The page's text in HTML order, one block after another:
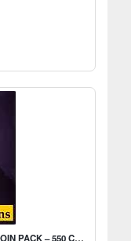
SEA OF THIEVES CASTAWAY’S ANCIENT COIN PACK – 550 COINS